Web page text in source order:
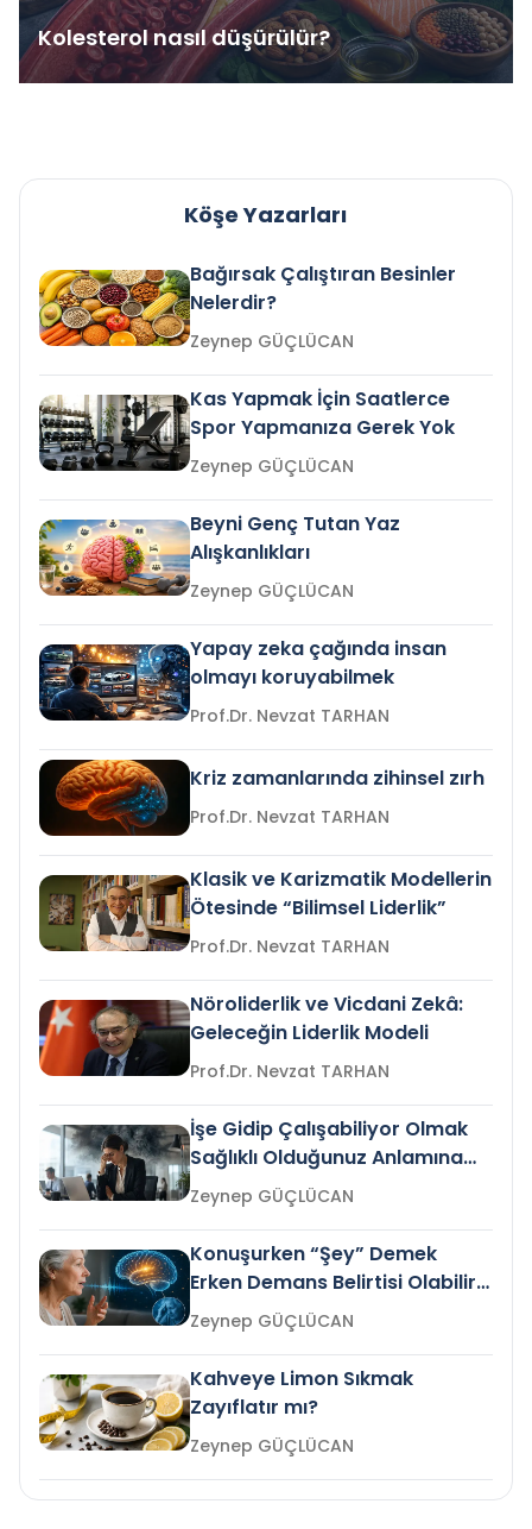
Kolesterol nasıl düşürülür?
Köşe Yazarları
Bağırsak Çalıştıran Besinler
Nelerdir?
Zeynep GÜÇLÜCAN
Kas Yapmak İçin Saatlerce
Spor Yapmanıza Gerek Yok
Zeynep GÜÇLÜCAN
Beyni Genç Tutan Yaz
Alışkanlıkları
Zeynep GÜÇLÜCAN
Yapay zeka çağında insan
olmayı koruyabilmek
Prof.Dr. Nevzat TARHAN
Kriz zamanlarında zihinsel zırh
Prof.Dr. Nevzat TARHAN
Klasik ve Karizmatik Modellerin
Ötesinde “Bilimsel Liderlik”
Prof.Dr. Nevzat TARHAN
Nöroliderlik ve Vicdani Zekâ:
Geleceğin Liderlik Modeli
Prof.Dr. Nevzat TARHAN
İşe Gidip Çalışabiliyor Olmak
Sağlıklı Olduğunuz Anlamına
Gelir mi?Zeynep GÜÇLÜCAN
Konuşurken “Şey” Demek
Erken Demans Belirtisi Olabilir
mi?
Zeynep GÜÇLÜCAN
Kahveye Limon Sıkmak
Zayıflatır mı?
Zeynep GÜÇLÜCAN